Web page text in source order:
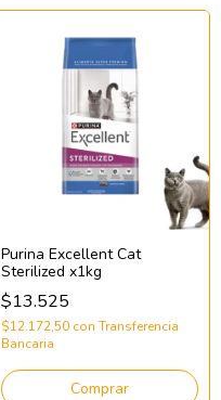
Purina Excellent Cat
Sterilized x1kg
$13.525
$12.172,50 con Transferencia
Bancaria
Comprar